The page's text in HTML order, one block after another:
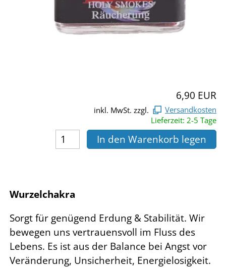
6,90 EUR
inkl. MwSt. zzgl.
Versandkosten
Lieferzeit: 2-5 Tage
In den Warenkorb legen
Wurzelchakra
Sorgt für genügend Erdung & Stabilität. Wir
bewegen uns vertrauensvoll im Fluss des
Lebens. Es ist aus der Balance bei Angst vor
Veränderung, Unsicherheit, Energielosigkeit.